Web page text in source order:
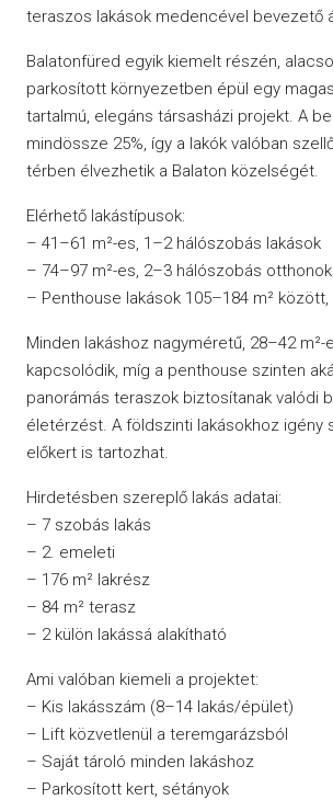
teraszos lakások medencével bevezető
Balatonfüred egyik kiemelt részén,
parkosított környezetben épül egy
tartalmú, elegáns társasházi projekt. A
mindössze 25%, így a lakók valóban
térben élvezhetik a Balaton közelségét.
Elérhető lakástípusok:
– 41–61 m²-es, 1–2 hálószobás lakások
– 74–97 m²-es, 2–3 hálószobás otthonok
– Penthouse lakások 105–184 m²
Minden lakáshoz nagyméretű, 28–42 m²-
kapcsolódik, míg a penthouse szinten
panorámás teraszok biztosítanak valódi
életérzést. A földszinti lakásokhoz igény
előkert is tartozhat.
Hirdetésben szereplő lakás adatai:
– 7 szobás lakás
– 2. emeleti
– 176 m² lakrész
– 84 m² terasz
– 2 külön lakássá alakítható
Ami valóban kiemeli a projektet:
– Kis lakásszám (8–14 lakás/épület)
– Lift közvetlenül a teremgarázsból
– Saját tároló minden lakáshoz
– Parkosított kert, sétányok